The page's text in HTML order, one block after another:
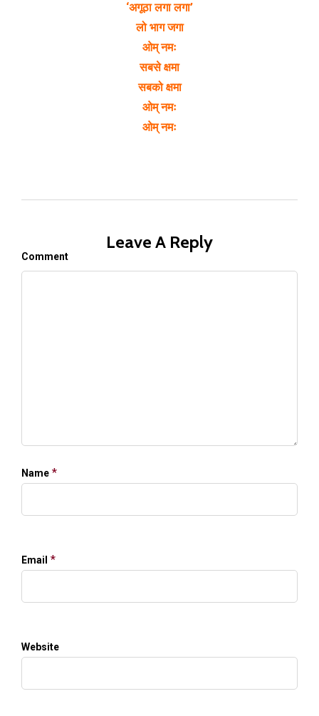
‘अगूठा लगा लगा’
लो भाग जगा
ओम् नमः
सबसे क्षमा
सबको क्षमा
ओम् नमः
ओम् नमः
Leave A Reply
Comment
Name *
Email *
Website